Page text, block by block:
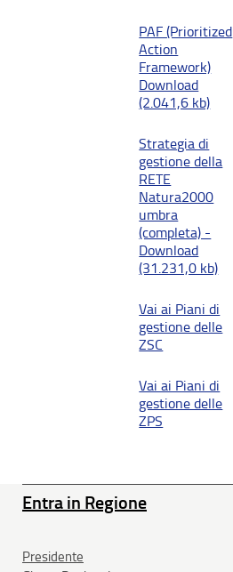
PAF (Prioritized
Action
Framework)
Download
(2.041,6 kb)
Strategia di
gestione della
RETE
Natura2000
umbra
(completa) -
Download
(31.231,0 kb)
Vai ai Piani di
gestione delle
ZSC
Vai ai Piani di
gestione delle
ZPS
Entra in Regione
Presidente